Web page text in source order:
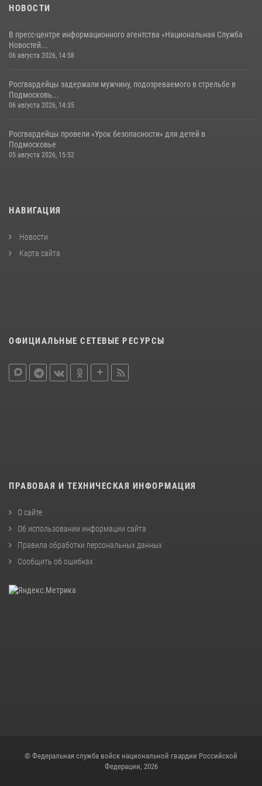
НОВОСТИ
В пресс-центре информационного агентства «Национальная Служба
Новостей...
06 августа 2026, 14:58
Росгвардейцы задержали мужчину, подозреваемого в стрельбе в
Подмосковь...
06 августа 2026, 14:35
Росгвардейцы провели «Урок безопасности» для детей в
Подмосковье
05 августа 2026, 15:52
НАВИГАЦИЯ
Новости
Карта сайта
ОФИЦИАЛЬНЫЕ СЕТЕВЫЕ РЕСУРСЫ
ПРАВОВАЯ И ТЕХНИЧЕСКАЯ ИНФОРМАЦИЯ
О сайте
Об использовании информации сайта
Правила обработки персональных данных
Сообщить об ошибках
© Федеральная служба войск национальной гвардии Российской
Федерации, 2026